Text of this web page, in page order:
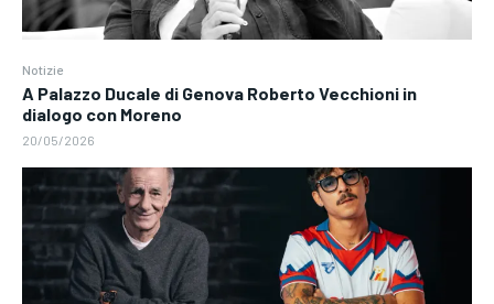
Notizie
A Palazzo Ducale di Genova Roberto Vecchioni in
dialogo con Moreno
20/05/2026